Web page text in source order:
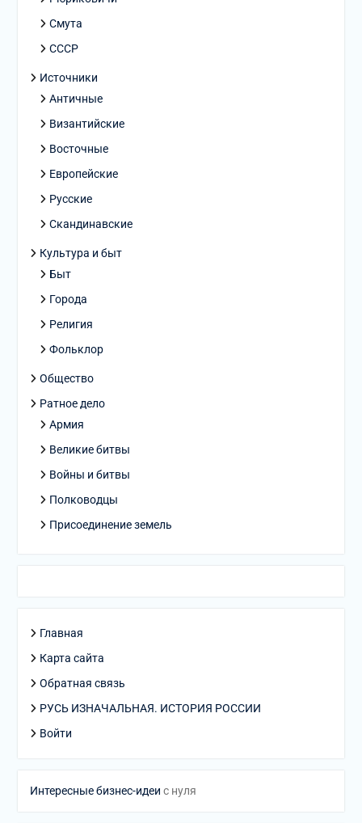
Смута
СССР
Источники
Античные
Византийские
Восточные
Европейские
Русские
Скандинавские
Культура и быт
Быт
Города
Религия
Фольклор
Общество
Ратное дело
Армия
Великие битвы
Войны и битвы
Полководцы
Присоединение земель
Главная
Карта сайта
Обратная связь
РУСЬ ИЗНАЧАЛЬНАЯ. ИСТОРИЯ РОССИИ
Войти
Интересные бизнес-идеи с нуля